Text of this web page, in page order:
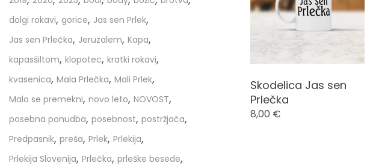
Skodelica Jas sen
Prlečka
8,00 €
dolgi rokavi, gorice, Jas sen Prlek,
Jas sen Prlečka, Jeruzalem, Kapa,
kapasšiltom, klopotec, kratki rokavi,
kvasenica, Mala Prlečka, Mali Prlek,
Malo se premekni, novo leto, NOVOST,
posebna ponudba, posebnost, postržjača,
Predpasnik, preša, Prlek, Prlekija,
Prlekija Slovenija, Prlečka, prleške besede,